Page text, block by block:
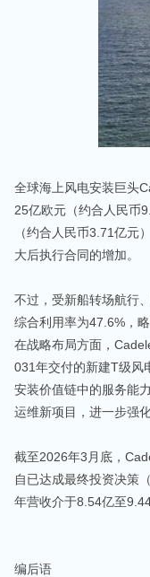
全球海上风电安装巨头
25亿欧元（约合人民币
（约合人民币3.71亿元
大后执行合同的增加。
不过，受新船转场航行
综合利用率为47.6%，
在战略布局方面，
031年交付的新建T级风
安装价值链中的服务能
运维新项目，进一步强
截至2026年3月底，
自已达成最终投资决策
年营收介于8.54亿至
编后语